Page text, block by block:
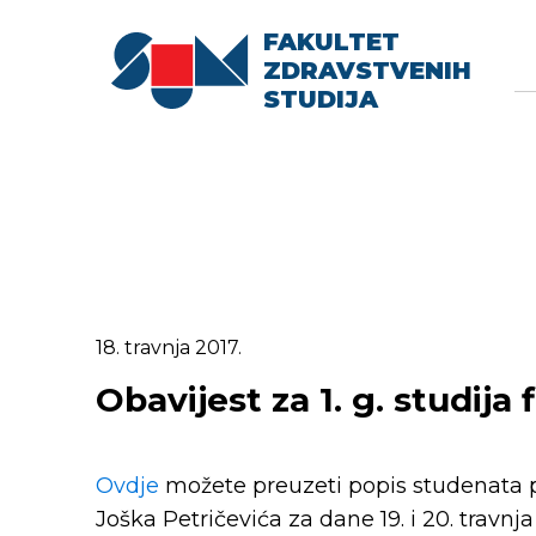
FAKULTET
ZDRAVSTVENIH
STUDIJA
18. travnja 2017.
Obavijest za 1. g. studija
Ovdje možete preuzeti popis studenata
Joška Petričevića za dane 19. i 20.